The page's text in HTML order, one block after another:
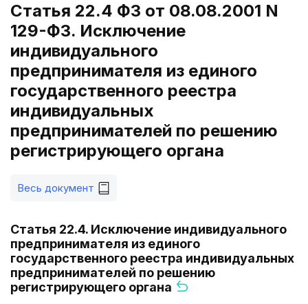
Статья 22.4 ФЗ от 08.08.2001 N
129-ФЗ. Исключение
индивидуального
предпринимателя из единого
государственного реестра
индивидуальных
предпринимателей по решению
регистрирующего органа
Весь документ
Статья 22.4. Исключение индивидуального
предпринимателя из единого
государственного реестра индивидуальных
предпринимателей по решению
регистрирующего органа